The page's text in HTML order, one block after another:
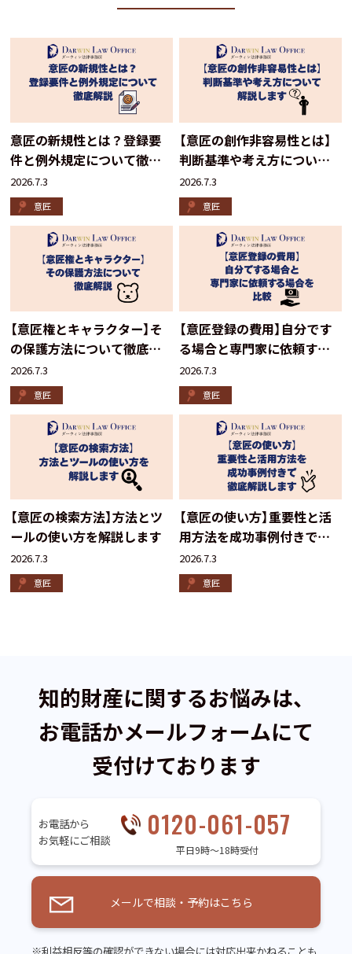
意匠の新規性とは？登録要
件と例外規定について徹底
解説
2026.7.3
意匠
【意匠の創作非容易性とは】
判断基準や考え方について
解説します
2026.7.3
意匠
【意匠権とキャラクター】そ
の保護方法について徹底解
説
2026.7.3
意匠
【意匠登録の費用】自分です
る場合と専門家に依頼する
場合を比較
2026.7.3
意匠
【意匠の検索方法】方法とツ
ールの使い方を解説します
2026.7.3
意匠
【意匠の使い方】重要性と活
用方法を成功事例付きで徹
底解説します
2026.7.3
意匠
知的財産に関するお悩みは、
お電話かメールフォームにて
受付けております
お電話から
お気軽にご相談
0120-061-057
平日9時～18時受付
メールで相談・予約はこちら
※利益相反等の確認ができない場合には対応出来かねることも